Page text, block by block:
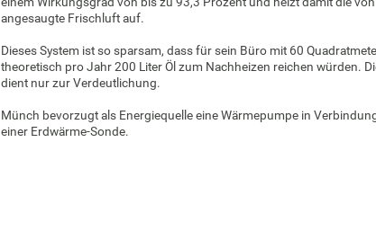
angesaugte Frischluft auf.
Dieses System ist so sparsam, dass für sein Büro mit 60
theoretisch pro Jahr 200 Liter Öl zum Nachheizen reichen würden.
dient nur zur Verdeutlichung.
Münch bevorzugt als Energiequelle eine Wärmepumpe in
einer Erdwärme-Sonde.